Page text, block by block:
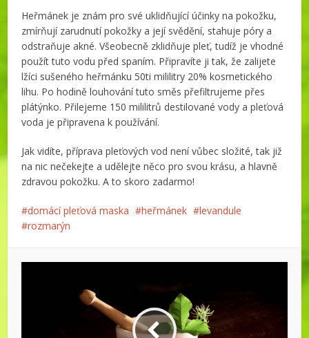
Heřmánek je znám pro své uklidňující účinky na pokožku,
zmírňují zarudnutí pokožky a její svědění, stahuje póry a
odstraňuje akné. Všeobecně zklidňuje pleť, tudíž je vhodné
použít tuto vodu před spaním. Připravíte ji tak, že zalijete
lžíci sušeného heřmánku 50ti mililitry 20% kosmetického
lihu. Po hodině louhování tuto směs přefiltrujeme přes
plátýnko. Přilejeme 150 mililitrů destilované vody a pleťová
voda je připravena k používání.
Jak vidíte, příprava pleťových vod není vůbec složité, tak již
na nic nečekejte a udělejte něco pro svou krásu, a hlavně
zdravou pokožku. A to skoro zadarmo!
domácí pleťová maska heřmánek
levandule
rozmarýn